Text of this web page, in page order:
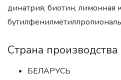
динатрия, биотин, лимонная
Страна производства
БЕЛАРУСЬ